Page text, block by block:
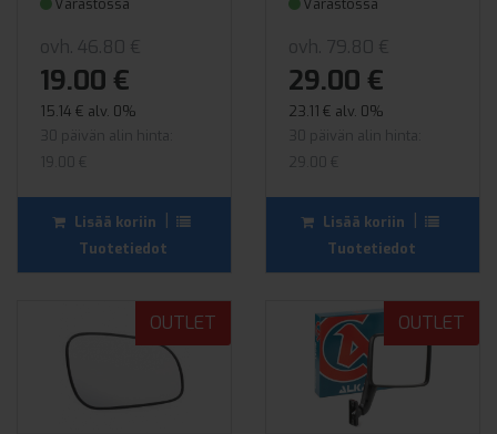
Varastossa
ovh. 46.80 €
19.00 €
15.14 € alv. 0%
30 päivän alin hinta:
19.00 €
Lisää koriin
Tuotetiedot
Varastossa
ovh. 79.80 €
29.00 €
23.11 € alv. 0%
30 päivän alin hinta:
29.00 €
Lisää koriin
Tuotetiedot
OUTLET OUTLET